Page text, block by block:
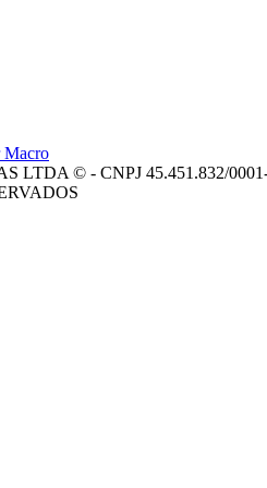
Macro
LTDA © - CNPJ 45.451.832/